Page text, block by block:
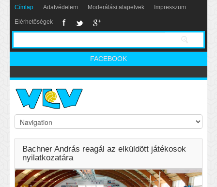
Címlap Adatvédelem Moderálási alapelvek Impresszum
Elérhetőségek
FACEBOOK
Bachner András reagál az elküldött játékosok
nyilatkozatára